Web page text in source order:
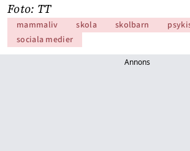
Foto: TT
mammaliv skola skolbarn
sociala medier
Annons